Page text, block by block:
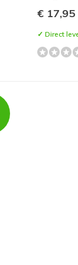
€ 17,95
✓ Direct